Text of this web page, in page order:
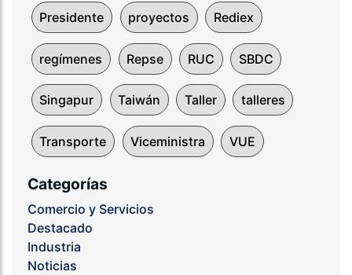
Presidente proyectos Rediex
regímenes Repse RUC SBDC
Singapur Taiwán Taller talleres
Transporte Viceministra VUE
Categorías
Comercio y Servicios
Destacado
Industria
Noticias